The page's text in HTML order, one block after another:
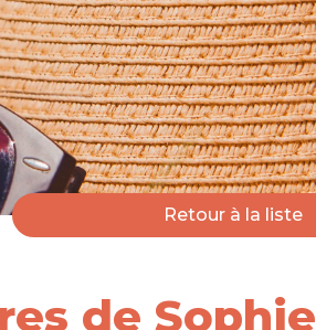
Retour à la liste
de Sophie